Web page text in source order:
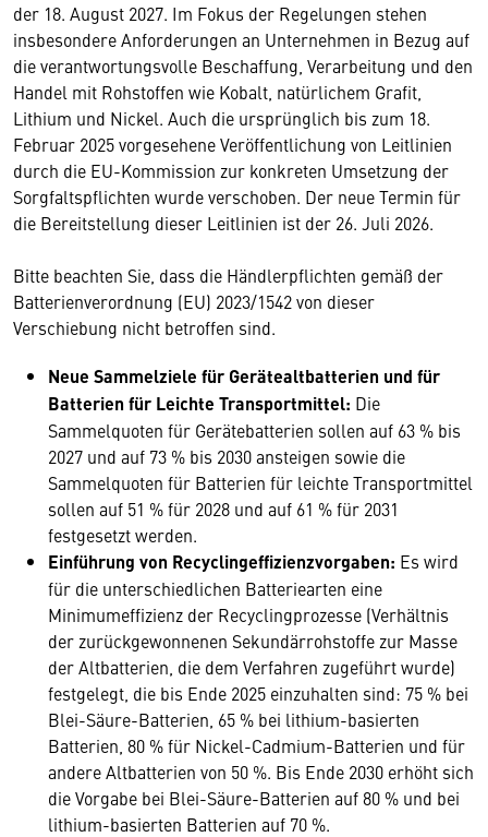
der 18. August 2027. Im Fokus der Regelungen stehen
insbesondere Anforderungen an Unternehmen in Bezug auf
die verantwortungsvolle Beschaffung, Verarbeitung und den
Handel mit Rohstoffen wie Kobalt, natürlichem Grafit,
Lithium und Nickel. Auch die ursprünglich bis zum 18.
Februar 2025 vorgesehene Veröffentlichung von Leitlinien
durch die EU-Kommission zur konkreten Umsetzung der
Sorgfaltspflichten wurde verschoben. Der neue Termin für
die Bereitstellung dieser Leitlinien ist der 26. Juli 2026.
Bitte beachten Sie, dass die Händlerpflichten gemäß der
Batterienverordnung (EU) 2023/1542 von dieser
Verschiebung nicht betroffen sind.
Neue Sammelziele für Gerätealtbatterien und für
Batterien für Leichte Transportmittel: Die
Sammelquoten für Gerätebatterien sollen auf 63 % bis
2027 und auf 73 % bis 2030 ansteigen sowie die
Sammelquoten für Batterien für leichte Transportmittel
sollen auf 51 % für 2028 und auf 61 % für 2031
festgesetzt werden.
Einführung von Recyclingeffizienzvorgaben: Es wird
für die unterschiedlichen Batteriearten eine
Minimumeffizienz der Recyclingprozesse (Verhältnis
der zurückgewonnenen Sekundärrohstoffe zur Masse
der Altbatterien, die dem Verfahren zugeführt wurde)
festgelegt, die bis Ende 2025 einzuhalten sind: 75 % bei
Blei-Säure-Batterien, 65 % bei lithium-basierten
Batterien, 80 % für Nickel-Cadmium-Batterien und für
andere Altbatterien von 50 %. Bis Ende 2030 erhöht sich
die Vorgabe bei Blei-Säure-Batterien auf 80 % und bei
lithium-basierten Batterien auf 70 %.